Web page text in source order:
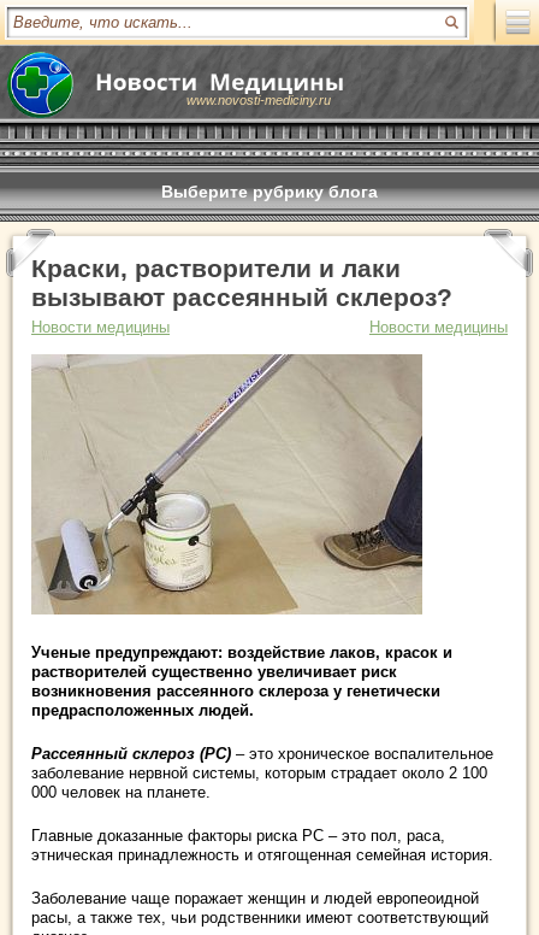
www.novosti-mediciny.ru
Выберите рубрику блога
Краски, растворители и лаки
вызывают рассеянный склероз?
Новости медицины Новости медицины
Ученые предупреждают: воздействие лаков, красок и
растворителей существенно увеличивает риск
возникновения рассеянного склероза у генетически
предрасположенных людей.
Рассеянный склероз (РС) – это хроническое воспалительное
заболевание нервной системы, которым страдает около 2 100
000 человек на планете.
Главные доказанные факторы риска РС – это пол, раса,
этническая принадлежность и отягощенная семейная история.
Заболевание чаще поражает женщин и людей европеоидной
расы, а также тех, чьи родственники имеют соответствующий